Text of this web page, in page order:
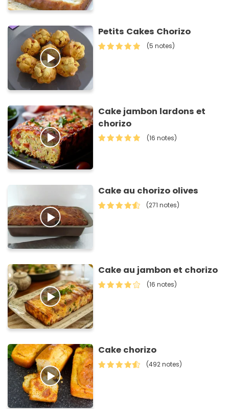
Petits Cakes Chorizo
(5 notes)
Cake jambon lardons et
chorizo
(16 notes)
Cake au chorizo olives
(271 notes)
Cake au jambon et chorizo
(16 notes)
Cake chorizo
(492 notes)